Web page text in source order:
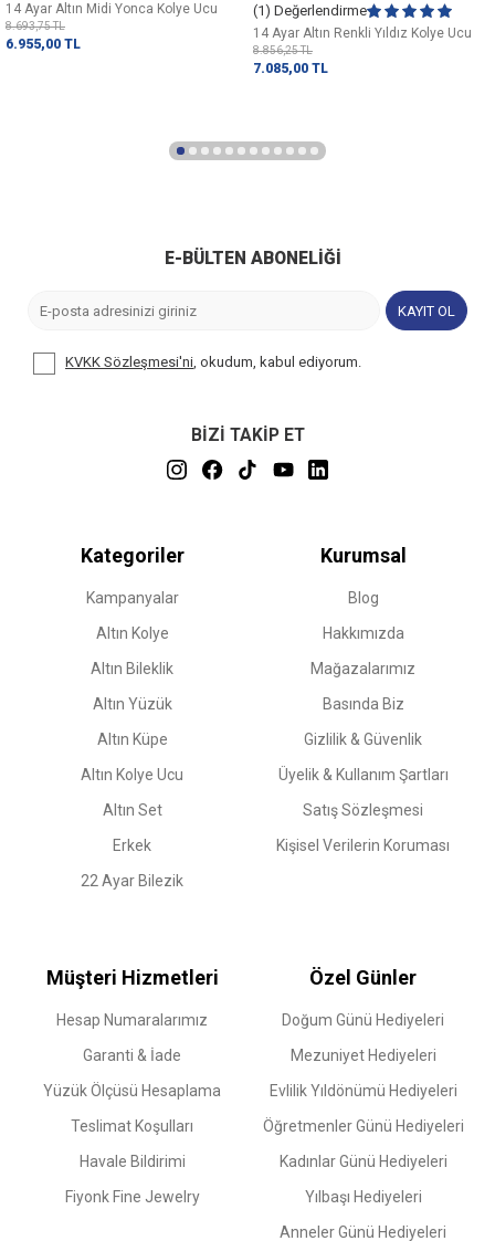
14 Ayar Altın Midi Yonca Kolye Ucu
8.693,75TL
6.955,00 TL
(1) Değerlendirme
14 Ayar Altın Renkli Yıldız Kolye Ucu
8.856,25TL
7.085,00 TL
E-BÜLTEN ABONELIĞI
KAYIT OL
KVKK Sözleşmesi'ni, okudum, kabul ediyorum.
BİZİ TAKİP ET
Kategoriler
Kampanyalar
Altın Kolye
Altın Bileklik
Altın Yüzük
Altın Küpe
Altın Kolye Ucu
Altın Set
Erkek
22 Ayar Bilezik
Kurumsal
Blog
Hakkımızda
Mağazalarımız
Basında Biz
Gizlilik & Güvenlik
Üyelik & Kullanım Şartları
Satış Sözleşmesi
Kişisel Verilerin Koruması
Müşteri Hizmetleri
Hesap Numaralarımız
Garanti & İade
Yüzük Ölçüsü Hesaplama
Teslimat Koşulları
Havale Bildirimi
Fiyonk Fine Jewelry
Özel Günler
Doğum Günü Hediyeleri
Mezuniyet Hediyeleri
Evlilik Yıldönümü Hediyeleri
Öğretmenler Günü Hediyeleri
Kadınlar Günü Hediyeleri
Yılbaşı Hediyeleri
Anneler Günü Hediyeleri